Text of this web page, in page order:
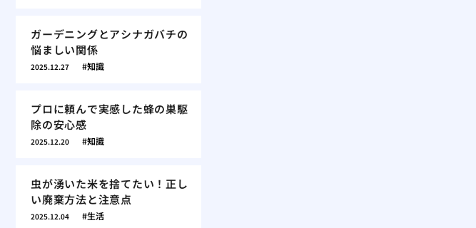
ガーデニングとアシナガバチの
悩ましい関係
2025.12.27 知識
プロに頼んで実感した蜂の巣駆
除の安心感
2025.12.20 知識
虫が湧いた米を捨てたい！正し
い廃棄方法と注意点
2025.12.04 生活